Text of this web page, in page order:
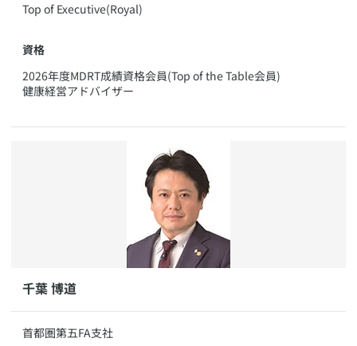
​Top of Executive(Royal)
資格
​2026年度MDRT成績資格会員(Top of the Table会員)
健康経営アドバイザー
​​千葉 博道
​首都圏第五FA支社